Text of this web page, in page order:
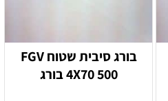
בורג סיבית שטוח FGV
4X70 500 בורג